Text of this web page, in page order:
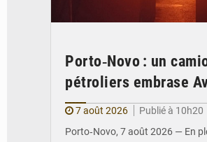
Porto‑Novo : un
pétroliers embrase
7 août 2026
Publié à 10h20
Porto‑Novo, 7 août 2026 — En